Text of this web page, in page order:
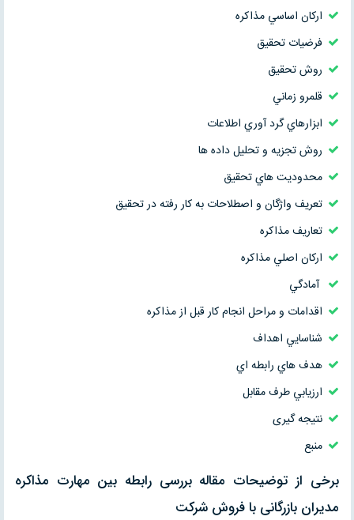
اركان اساسي مذاكره
فرضيات تحقيق
روش تحقيق
قلمرو زماني
ابزارهاي گرد آوري اطلاعات
روش تجزيه و تحليل داده ها
محدوديت هاي تحقيق
تعريف واژگان و اصطلاحات به كار رفته در تحقيق
تعاريف مذاكره
اركان اصلي مذاكره
آمادگي
اقدامات و مراحل انجام كار قبل از مذاكره
شناسايي اهداف
هدف هاي رابطه اي
ارزيابي طرف مقابل
نتیجه گیری
منبع
برخی از توضیحات مقاله بررسی رابطه بين مهارت مذاكره
مديران بازرگانی با فروش شركت